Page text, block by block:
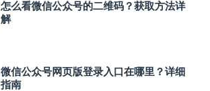
怎么看微信公众号的二维码？获取方法详
解
微信公众号网页版登录入口在哪里？详细
指南